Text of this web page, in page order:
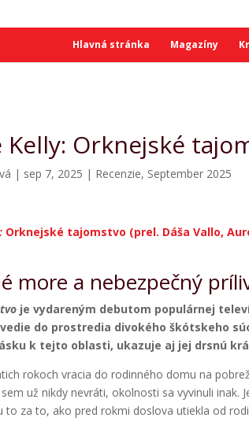
Hlavná stránka Magazíny
Kelly: Orknejské
| sep 7, 2025 | Recenzie, September 2025
Orknejské tajomstvo (prel. Dáša Vallo,
more a nebezpečný
je vydareným debutom populárnej
do prostredia divokého škótskeho
k tejto oblasti, ukazuje aj jej drsnú
rokoch vracia do rodinného domu na
už nikdy nevráti, okolnosti sa vyvinuli
to za to, ako pred rokmi doslova utiekla od